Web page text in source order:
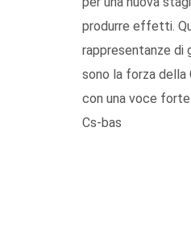
produrre effetti.
rappresentanze di
sono la forza della
con una voce
Cs-bas